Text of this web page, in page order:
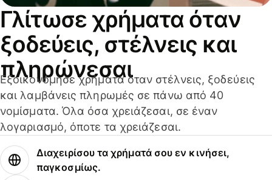
Γλίτωσε χρήματα όταν
ξοδεύεις, στέλνεις και
πληρώνεσαι
Εξοικονόμησε χρήματα όταν στέλνεις, ξοδεύεις
και λαμβάνεις πληρωμές σε πάνω από 40
νομίσματα. Όλα όσα χρειάζεσαι, σε έναν
λογαριασμό, όποτε τα χρειάζεσαι.
Διαχειρίσου τα χρήματά σου εν κινήσει,
παγκοσμίως.